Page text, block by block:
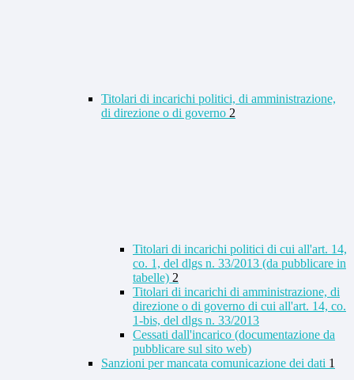
Titolari di incarichi politici, di amministrazione,
di direzione o di governo 2
Titolari di incarichi politici di cui all'art. 14,
co. 1, del dlgs n. 33/2013 (da pubblicare in
tabelle) 2
Titolari di incarichi di amministrazione, di
direzione o di governo di cui all'art. 14, co.
1-bis, del dlgs n. 33/2013
Cessati dall'incarico (documentazione da
pubblicare sul sito web)
Sanzioni per mancata comunicazione dei dati 1